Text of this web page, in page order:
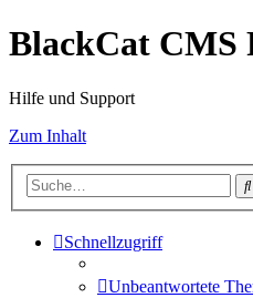
BlackCat CMS
Hilfe und Support
Zum Inhalt
Schnellzugriff
Unbeantwortete